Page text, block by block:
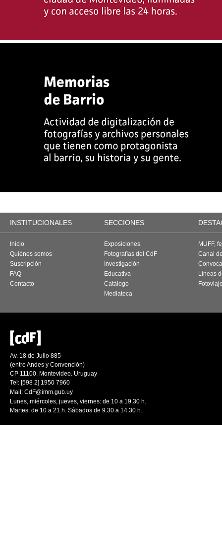
INSTITUCIONALES SECCIONES
Inicio
Quiénes somos
Suscripción
FAQ
Contacto
Exposiciones
Fotografías del CdF
Investigación
Educativa
Catálogo
Mediateca
MUFF,
Canal
Líneas
Av. 18 de Julio 885
(entre Andes y Convención)
CP 11100. Montevideo. Uruguay
Tel: [598 2] 1950 7960
Mail: CdF@imm.gub.uy
Lunes, miércoles, jueves, viernes: de 10 a 19.30 h.
Martes: de 10 a 21 h. Sábados de 9.30 a 14.30 h.